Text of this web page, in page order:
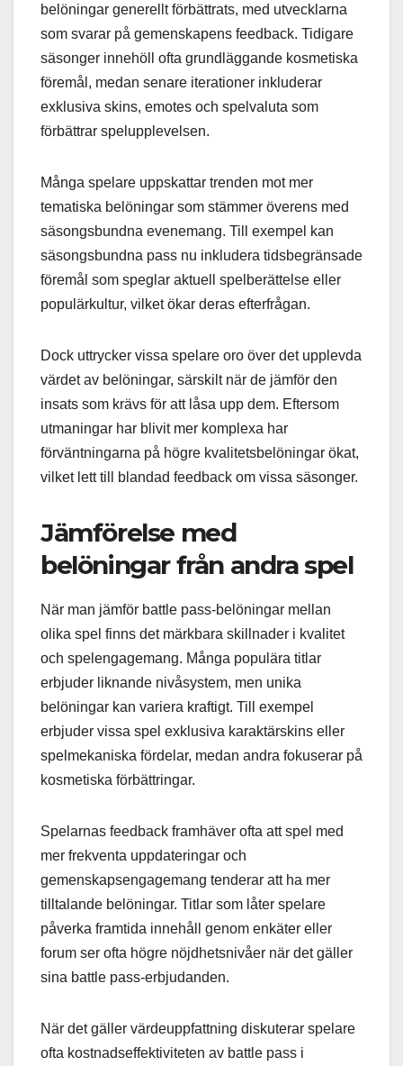
belöningar generellt förbättrats, med utvecklarna
som svarar på gemenskapens feedback. Tidigare
säsonger innehöll ofta grundläggande kosmetiska
föremål, medan senare iterationer inkluderar
exklusiva skins, emotes och spelvaluta som
förbättrar spelupplevelsen.
Många spelare uppskattar trenden mot mer
tematiska belöningar som stämmer överens med
säsongsbundna evenemang. Till exempel kan
säsongsbundna pass nu inkludera tidsbegränsade
föremål som speglar aktuell spelberättelse eller
populärkultur, vilket ökar deras efterfrågan.
Dock uttrycker vissa spelare oro över det upplevda
värdet av belöningar, särskilt när de jämför den
insats som krävs för att låsa upp dem. Eftersom
utmaningar har blivit mer komplexa har
förväntningarna på högre kvalitetsbelöningar ökat,
vilket lett till blandad feedback om vissa säsonger.
Jämförelse med
belöningar från andra spel
När man jämför battle pass-belöningar mellan
olika spel finns det märkbara skillnader i kvalitet
och spelengagemang. Många populära titlar
erbjuder liknande nivåsystem, men unika
belöningar kan variera kraftigt. Till exempel
erbjuder vissa spel exklusiva karaktärskins eller
spelmekaniska fördelar, medan andra fokuserar på
kosmetiska förbättringar.
Spelarnas feedback framhäver ofta att spel med
mer frekventa uppdateringar och
gemenskapsengagemang tenderar att ha mer
tilltalande belöningar. Titlar som låter spelare
påverka framtida innehåll genom enkäter eller
forum ser ofta högre nöjdhetsnivåer när det gäller
sina battle pass-erbjudanden.
När det gäller värdeuppfattning diskuterar spelare
ofta kostnadseffektiviteten av battle pass i